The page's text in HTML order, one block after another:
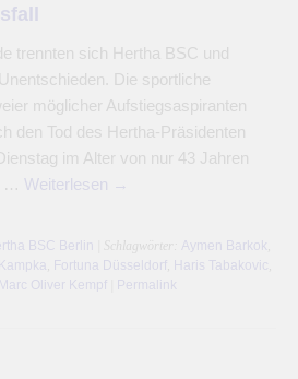
trennten sich Hertha BSC und
Die sportliche
möglicher Aufstiegsaspiranten
den Tod des Hertha-Präsidenten
im Alter von nur 43 Jahren
… Weiterlesen →
BSC Berlin | Schlagwörter: Aymen Barkok
Fortuna Düsseldorf Haris Tabakovic
Marc Oliver Kempf Permalink